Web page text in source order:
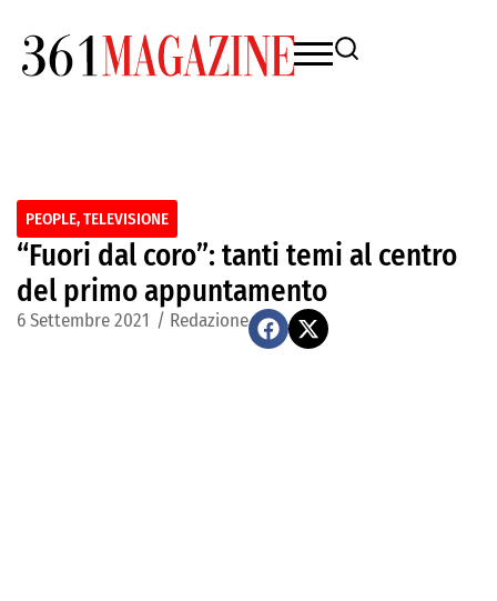
PEOPLE,TELEVISIONE
“Fuori dal coro”: tanti temi al centro
del primo appuntamento
6 Settembre 2021 / Redazione